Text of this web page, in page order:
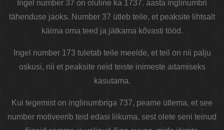
Ingel number 37 on oluline ka 1737. aasta inglinumbri
tähenduse jaoks. Number 37 ütleb teile, et peaksite lihtsalt
käima oma teed ja jätkama kõvasti tööd.
Ingel number 173 tuletab teile meelde, et teil on nii palju
oskusi, nii et peaksite neid teiste inimeste aitamiseks
kasutama.
Kui tegemist on inglinumbriga 737, peame ütlema, et see
number motiveerib teid edasi liikuma, sest olete seni teinud